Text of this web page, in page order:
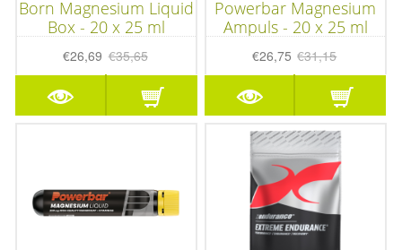
Born Magnesium Liquid
Box - 20 x 25 ml
€26,69 €35,65
Powerbar Magnesium
Ampuls - 20 x 25 ml
€26,75 €31,15